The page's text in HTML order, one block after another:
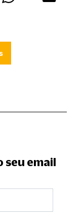
seu email